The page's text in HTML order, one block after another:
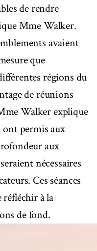
de rendre
Mme Walker.
avaient
que
régions du
de réunions
Walker explique
ont permis aux
aux
nécessaires
Ces séances
réfléchir à la
de fond.